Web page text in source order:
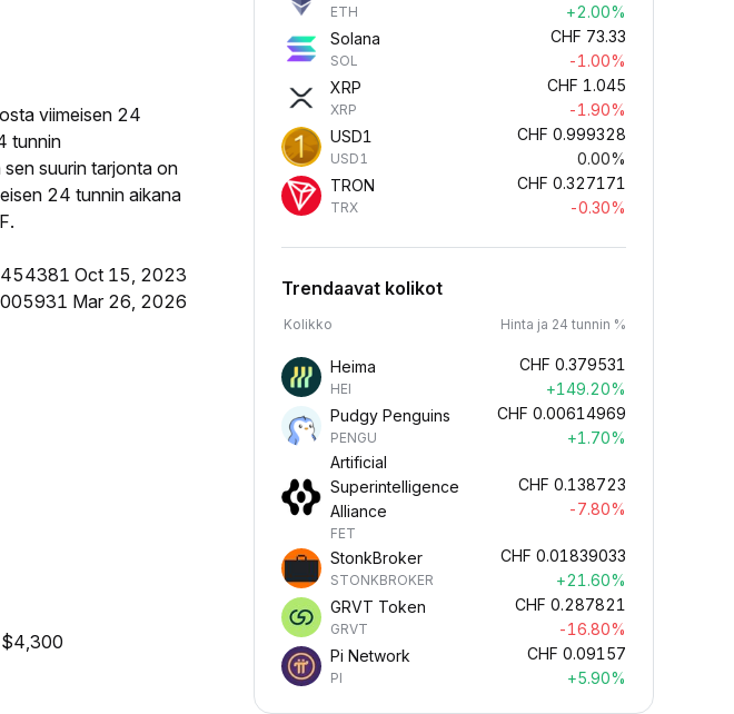
viimeisen 24
tunnin
suurin tarjonta on
24 tunnin aikana
Oct 15, 2023
Mar 26, 2026
$4,300
ETH
+2.00%
Solana
SOL
CHF 73.33
-1.00%
XRP
XRP
CHF 1.045
-1.90%
USD1
USD1
CHF 0.999328
0.00%
TRON
TRX
CHF 0.327171
-0.30%
Trendaavat kolikot
Kolikko Hinta ja 24 tunnin %
Heima
HEI
CHF 0.379531
+149.20%
Pudgy Penguins
PENGU
CHF 0.00614969
+1.70%
Artificial
Superintelligence
Alliance
FET
CHF 0.138723
-7.80%
StonkBroker
STONKBROKER
CHF 0.01839033
+21.60%
GRVT Token
GRVT
CHF 0.287821
-16.80%
Pi Network
PI
CHF 0.09157
+5.90%